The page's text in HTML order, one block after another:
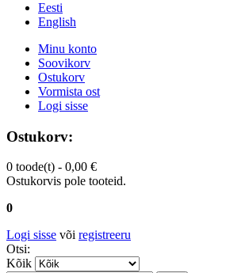
Eesti
English
Minu konto
Soovikorv
Ostukorv
Vormista ost
Logi sisse
Ostukorv:
0 toode(t) - 0,00 €
Ostukorvis pole tooteid.
0
Logi sisse või registreeru
Otsi:
Kõik